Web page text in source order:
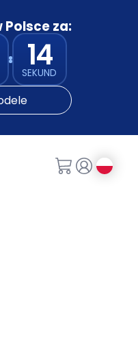
Polsce za:
13
SEKUND